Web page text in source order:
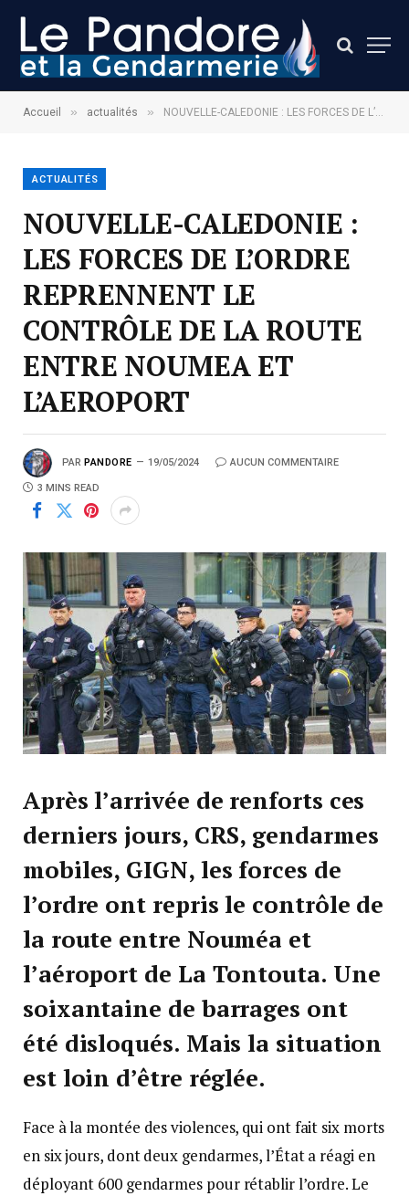
Accueil » actualités » NOUVELLE-CALEDONIE : LES FORCES DE L’ORDRE REPRENNENT LE CONTRÔLE DE LA ROUTE ENTRE NOUMEA ET L’AEROPORT
ACTUALITÉS
NOUVELLE-CALEDONIE :
LES FORCES DE L’ORDRE
REPRENNENT LE
CONTRÔLE DE LA ROUTE
ENTRE NOUMEA ET
L’AEROPORT
PAR PANDORE 19/05/2024 AUCUN COMMENTAIRE
3 MINS READ
Après l’arrivée de renforts ces
derniers jours, CRS, gendarmes
mobiles, GIGN, les forces de
l’ordre ont repris le contrôle de
la route entre Nouméa et
l’aéroport de La Tontouta. Une
soixantaine de barrages ont
été disloqués. Mais la situation
est loin d’être réglée.
Face à la montée des violences, qui ont fait six morts
en six jours, dont deux gendarmes, l’État a réagi en
déployant 600 gendarmes pour rétablir l’ordre. Le